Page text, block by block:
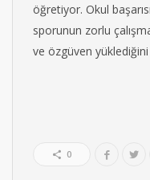
öğretiyor. Okul
sporunun zorlu
ve özgüven
0